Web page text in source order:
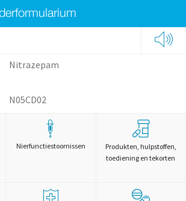
Nitrazepam
N05CD02
Nierfunctiestoornissen
Produkten, hulpstoffen,
toediening en tekorten